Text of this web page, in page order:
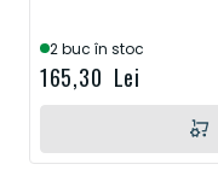
2 buc în stoc
165,30 Lei